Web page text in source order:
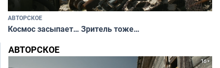
АВТОРСКОЕ
Космос засыпает… Зритель тоже…
АВТОРСКОЕ